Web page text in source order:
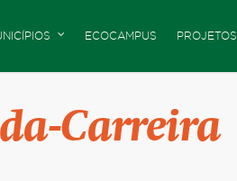
ECOCAMPUS PROJETOS
Carreira